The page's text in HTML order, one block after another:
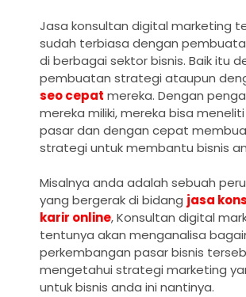
Jasa konsultan digital marketing
sudah terbiasa dengan
di berbagai sektor bisnis. Baik itu
pembuatan strategi ataupun
seo cepat mereka. Dengan
mereka miliki, mereka bisa
pasar dan dengan cepat
strategi untuk membantu bisnis
Misalnya anda adalah sebuah
yang bergerak di bidang jasa
karir online, Konsultan digital
tentunya akan menganalisa
perkembangan pasar bisnis
mengetahui strategi marketing
untuk bisnis anda ini nantinya.